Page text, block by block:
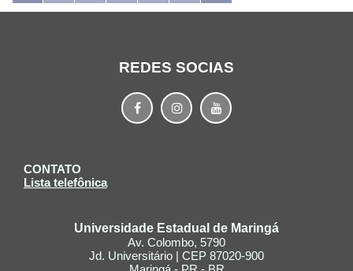
REDES SOCIAS
CONTATO
Lista telefônica
Universidade Estadual de Maringá
Av. Colombo, 5790
Jd. Universitário | CEP 87020-900